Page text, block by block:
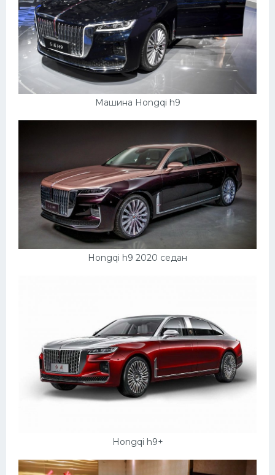
Машина Hongqi h9
Hongqi h9 2020 седан
Hongqi h9+
Кавасаки
Инфинити
ЛУАЗ
Ситроен
Митсубиси
Танки
Комплектующие
Тойота
Лодки
Шкода
Самокаты